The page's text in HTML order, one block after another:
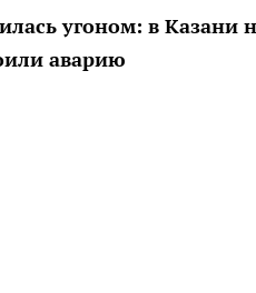
угоном: в
аварию